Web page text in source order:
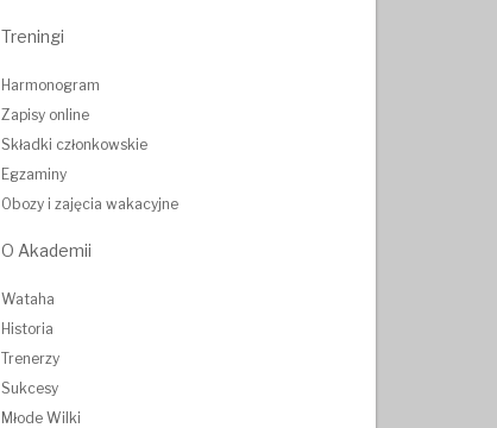
Treningi
Harmonogram
Zapisy online
Składki członkowskie
Egzaminy
Obozy i zajęcia wakacyjne
O Akademii
Wataha
Historia
Trenerzy
Sukcesy
Młode Wilki